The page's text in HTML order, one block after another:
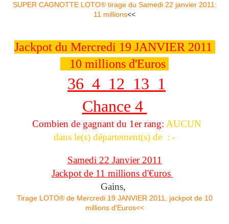
SUPER CAGNOTTE LOTO® tirage du Samedi 22 janvier 2011:
11 millions<<
Jackpot du Mercredi 19 JANVIER 2011
10 millions d'Euros
36 4 12 13 1
Chance 4
Combien de gagnant du 1er rang: AUCUN
dans le(s) département(s) de : -
Samedi 22 Janvier 2011
Jackpot de 11 millions d'€uros
Gains,
Tirage LOTO® de Mercredi 19 JANVIER 2011, jackpot de 10
millions d'Euros<<